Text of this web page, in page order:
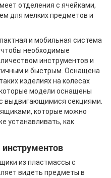
отделения с ячейками,
для мелких предметов и
и мобильная система
необходимые
инструментов и
и быстрым. Оснащена
изделиях на колесах
модели оснащены
выдвигающимися секциями.
которые можно
устанавливать, как
из пластмассы с
видеть предметы в